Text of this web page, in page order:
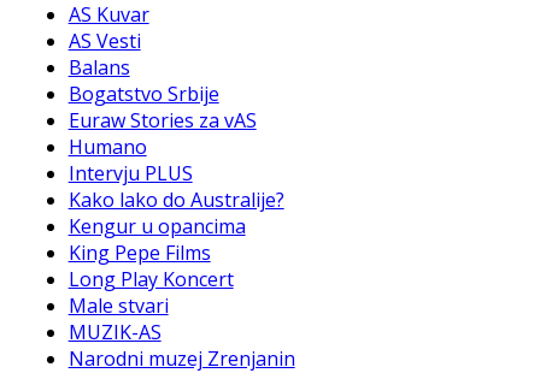
AS Kuvar
AS Vesti
Balans
Bogatstvo Srbije
Euraw Stories za vAS
Humano
Intervju PLUS
Kako lako do Australije?
Kengur u opancima
King Pepe Films
Long Play Koncert
Male stvari
MUZIK-AS
Narodni muzej Zrenjanin